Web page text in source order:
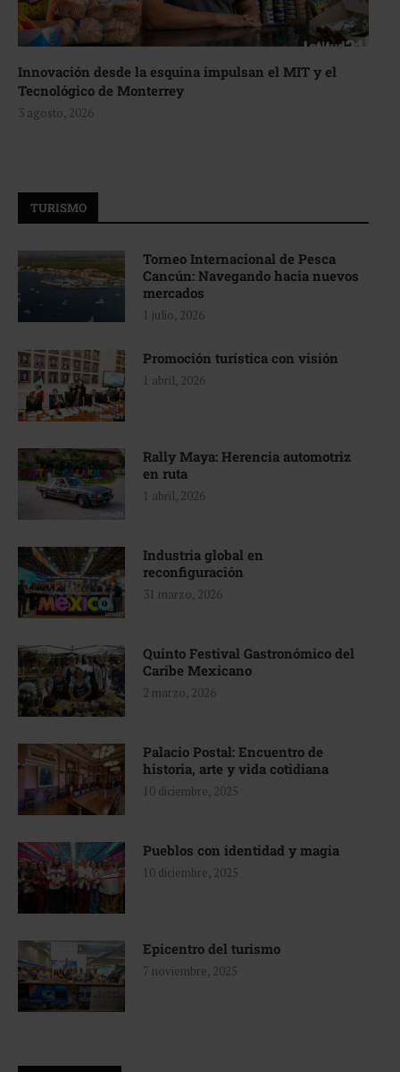
Innovación desde la esquina impulsan el MIT y el
Tecnológico de Monterrey
3 agosto, 2026
TURISMO
Torneo Internacional de Pesca
Cancún: Navegando hacia nuevos
mercados
1 julio, 2026
Promoción turística con visión
1 abril, 2026
Rally Maya: Herencia automotriz
en ruta
1 abril, 2026
Industria global en
reconfiguración
31 marzo, 2026
Quinto Festival Gastronómico del
Caribe Mexicano
2 marzo, 2026
Palacio Postal: Encuentro de
historia, arte y vida cotidiana
10 diciembre, 2025
Pueblos con identidad y magia
10 diciembre, 2025
Epicentro del turismo
7 noviembre, 2025